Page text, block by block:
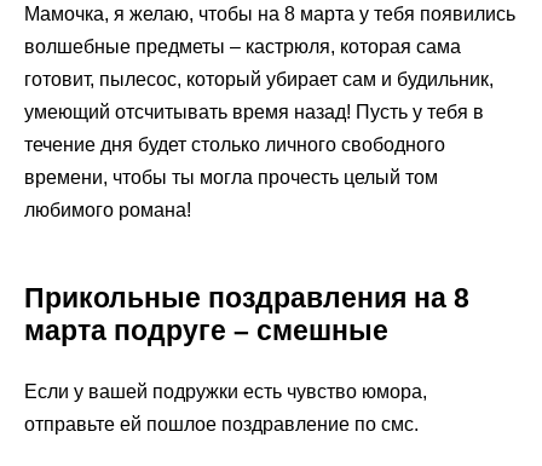
Мамочка, я желаю, чтобы на 8 марта у тебя появились
волшебные предметы – кастрюля, которая сама
готовит, пылесос, который убирает сам и будильник,
умеющий отсчитывать время назад! Пусть у тебя в
течение дня будет столько личного свободного
времени, чтобы ты могла прочесть целый том
любимого романа!
Прикольные поздравления на 8
марта подруге – смешные
Если у вашей подружки есть чувство юмора,
отправьте ей пошлое поздравление по смс.